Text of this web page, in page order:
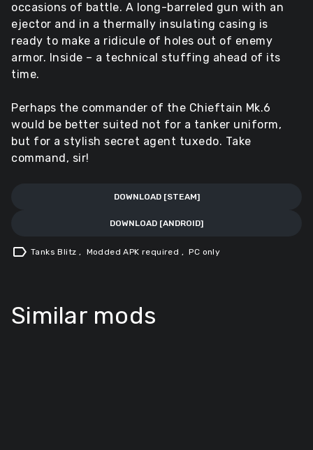
occasions of battle. A long-barreled gun with an
ejector and in a thermally insulating casing is
ready to make a ridicule of holes out of enemy
armor. Inside – a technical stuffing ahead of its
time.
Perhaps the commander of the Chieftain Mk.6
would be better suited not for a tanker uniform,
but for a stylish secret agent tuxedo. Take
command, sir!
DOWNLOAD [STEAM]
DOWNLOAD [ANDROID]
label Tanks Blitz , Modded APK required , PC only
Similar mods